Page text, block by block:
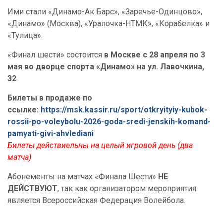
Ими стали «Динамо-Ак Барс», «Заречье-Одинцово»,
«Динамо» (Москва), «Уралочка-НТМК», «Корабелка» и
«Тулица».
«Финал шести» состоится в Москве с 28 апреля по 3
мая во дворце спорта «Динамо» на ул. Лавочкина,
32.
Билеты в продаже по
ссылке: https://msk.kassir.ru/sport/otkryityiy-kubok-
rossii-po-voleybolu-2026-goda-sredi-jenskih-komand-
pamyati-givi-ahvlediani
Билеты действиельны на целый игровой день (два
матча)
Абонементы на матчах «Финала Шести» НЕ
ДЕЙСТВУЮТ, так как организатором мероприятия
является Всероссийская Федерация Волейбола.